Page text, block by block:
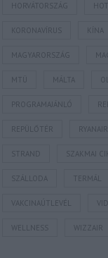
HORVÁTORSZÁG
KORONAVÍRUS KÍNA
MAGYARORSZÁG
MTÜ MÁLTA
PROGRAMAJÁNLÓ
REPÜLŐTÉR RYANAIR
STRAND SZAKMAI
SZÁLLODA TERMÁL
VAKCINAÚTLEVÉL
WELLNESS WIZZAIR